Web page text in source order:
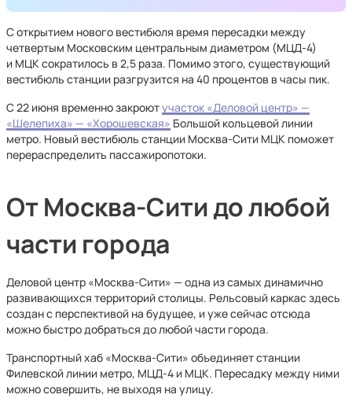
С открытием нового вестибюля время пересадки между
четвертым Московским центральным диаметром (МЦД-4)
и МЦК сократилось в 2,5 раза. Помимо этого, существующий
вестибюль станции разгрузится на 40 процентов в часы пик.
С 22 июня временно закроютучасток «Деловой центр» —
«Шелепиха» — «Хорошевская» Большой кольцевой линии
метро. Новый вестибюль станции Москва-Сити МЦК поможет
перераспределить пассажиропотоки.
От Москва-Сити до любой
части города
Деловой центр «Москва-Сити» — одна из самых динамично
развивающихся территорий столицы. Рельсовый каркас здесь
создан с перспективой на будущее, и уже сейчас отсюда
можно быстро добраться до любой части города.
Транспортный хаб «Москва-Сити» объединяет станции
Филевской линии метро, МЦД-4 и МЦК. Пересадку между ними
можно совершить, не выходя на улицу.